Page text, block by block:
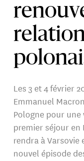
Les 3 et 4 février
Emmanuel
Pologne pour
premier séjour en
rendra à Varsovie
nouvel épisode